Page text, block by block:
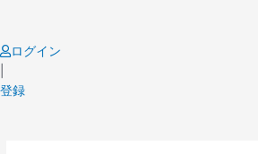
content
ログイン
登録